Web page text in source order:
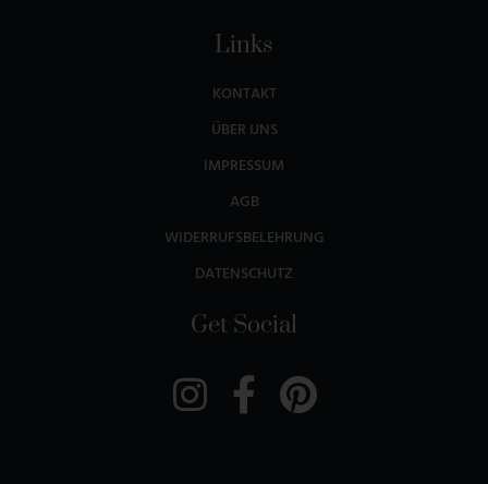
Links
KONTAKT
ÜBER UNS
IMPRESSUM
AGB
WIDERRUFSBELEHRUNG
DATENSCHUTZ
Get Social